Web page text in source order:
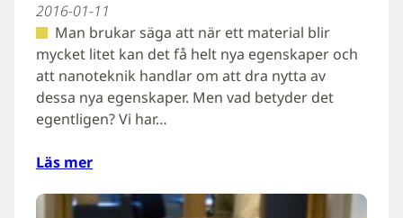
2016-01-11
Man brukar säga att när ett material blir
mycket litet kan det få helt nya egenskaper och
att nanoteknik handlar om att dra nytta av
dessa nya egenskaper. Men vad betyder det
egentligen? Vi har…
Läs mer